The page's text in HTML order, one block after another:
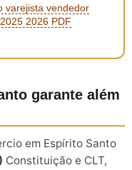
varejista vendedor
2026 PDF
garante além
em Espírito Santo
Constituição e CLT,